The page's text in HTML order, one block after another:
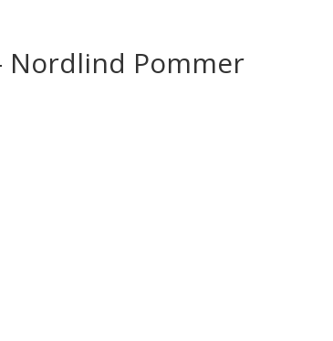
Nordlind Pommer